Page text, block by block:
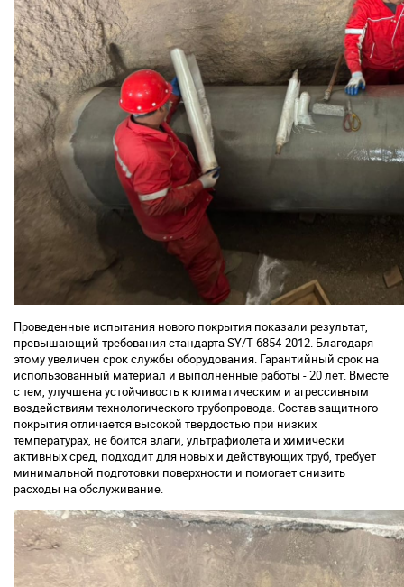
Проведенные испытания нового покрытия показали результат,
превышающий требования стандарта SY/T 6854-2012. Благодаря
этому увеличен срок службы оборудования. Гарантийный срок на
использованный материал и выполненные работы - 20 лет. Вместе
с тем, улучшена устойчивость к климатическим и агрессивным
воздействиям технологического трубопровода. Состав защитного
покрытия отличается высокой твердостью при низких
температурах, не боится влаги, ультрафиолета и химически
активных сред, подходит для новых и действующих труб, требует
минимальной подготовки поверхности и помогает снизить
расходы на обслуживание.